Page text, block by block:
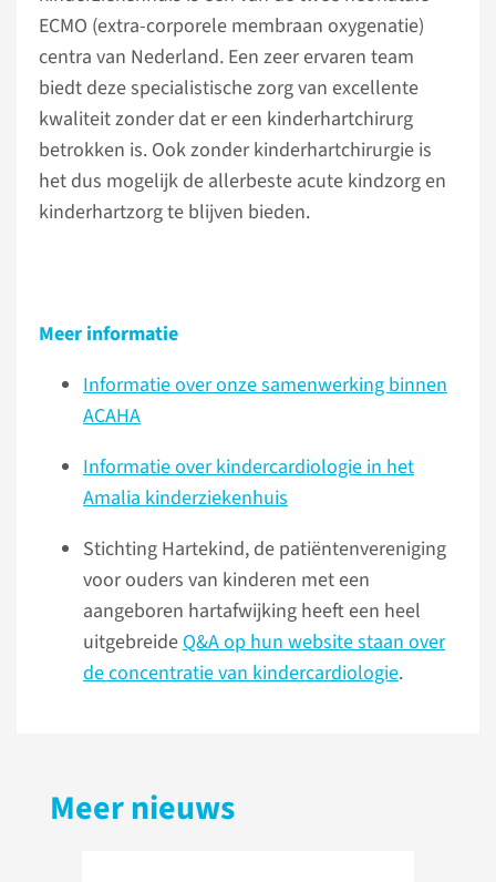
ECMO (extra-corporele membraan oxygenatie)
centra van Nederland. Een zeer ervaren team
biedt deze specialistische zorg van excellente
kwaliteit zonder dat er een kinderhartchirurg
betrokken is. Ook zonder kinderhartchirurgie is
het dus mogelijk de allerbeste acute kindzorg en
kinderhartzorg te blijven bieden.
Meer informatie
Informatie over onze samenwerking binnen
ACAHA
Informatie over kindercardiologie in het
Amalia kinderziekenhuis
Stichting Hartekind, de patiëntenvereniging
voor ouders van kinderen met een
aangeboren hartafwijking heeft een heel
uitgebreideQ&A op hun website staan over
de concentratie van kindercardiologie.
Meer nieuws